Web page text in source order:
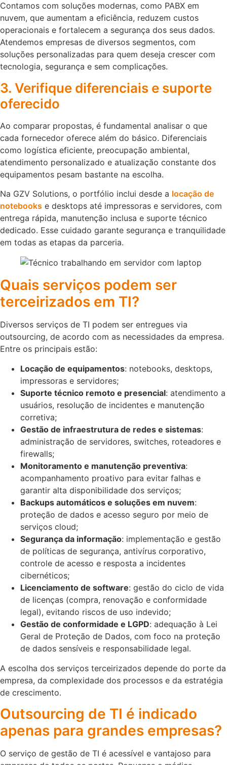
Contamos com soluções modernas, como PABX em
nuvem, que aumentam a eficiência, reduzem custos
operacionais e fortalecem a segurança dos seus dados.
Atendemos empresas de diversos segmentos, com
soluções personalizadas para quem deseja crescer com
tecnologia, segurança e sem complicações.
3. Verifique diferenciais e suporte
oferecido
Ao comparar propostas, é fundamental analisar o que
cada fornecedor oferece além do básico. Diferenciais
como logística eficiente, preocupação ambiental,
atendimento personalizado e atualização constante dos
equipamentos pesam bastante na escolha.
Na GZV Solutions, o portfólio inclui desde a locação de
notebooks e desktops até impressoras e servidores, com
entrega rápida, manutenção inclusa e suporte técnico
dedicado. Esse cuidado garante segurança e tranquilidade
em todas as etapas da parceria.
Quais serviços podem ser
terceirizados em TI?
Diversos serviços de TI podem ser entregues via
outsourcing, de acordo com as necessidades da empresa.
Entre os principais estão:
Locação de equipamentos: notebooks, desktops,
impressoras e servidores;
Suporte técnico remoto e presencial: atendimento a
usuários, resolução de incidentes e manutenção
corretiva;
Gestão de infraestrutura de redes e sistemas:
administração de servidores, switches, roteadores e
firewalls;
Monitoramento e manutenção preventiva:
acompanhamento proativo para evitar falhas e
garantir alta disponibilidade dos serviços;
Backups automáticos e soluções em nuvem:
proteção de dados e acesso seguro por meio de
serviços cloud;
Segurança da informação: implementação e gestão
de políticas de segurança, antivírus corporativo,
controle de acesso e resposta a incidentes
cibernéticos;
Licenciamento de software: gestão do ciclo de vida
de licenças (compra, renovação e conformidade
legal), evitando riscos de uso indevido;
Gestão de conformidade e LGPD: adequação à Lei
Geral de Proteção de Dados, com foco na proteção
de dados sensíveis e responsabilidade legal.
A escolha dos serviços terceirizados depende do porte da
empresa, da complexidade dos processos e da estratégia
de crescimento.
Outsourcing de TI é indicado
apenas para grandes empresas?
O serviço de gestão de TI é acessível e vantajoso para